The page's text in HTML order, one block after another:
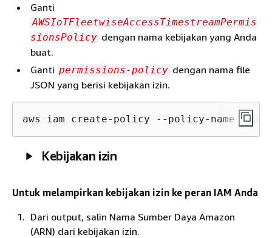
Ganti
AWSIoTFleetwiseAccessTimestreamPermis
sionsPolicy dengan nama kebijakan yang Anda
buat.
Ganti permissions-policy dengan nama file
JSON yang berisi kebijakan izin.
aws iam create-policy --policy-name
Kebijakan izin
Untuk melampirkan kebijakan izin ke peran IAM Anda
Dari output, salin Nama Sumber Daya Amazon
(ARN) dari kebijakan izin.